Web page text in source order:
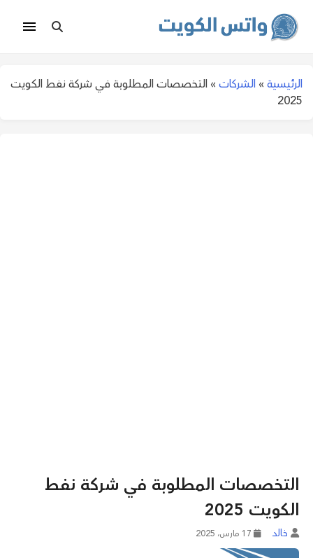
الرئيسية » الشركات » التخصصات المطلوبة في شركة نفط الكويت
2025
التخصصات المطلوبة في شركة نفط
الكويت 2025
خالد